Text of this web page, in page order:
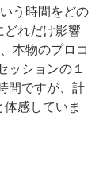
う時間をどの
どれだけ影響
本物のプロコ
ッションの１
間ですが、計
感していま